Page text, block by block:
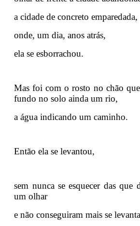
a cidade de concreto emparedada,
onde, um dia, anos atrás,
ela se esborrachou.
Mas foi com o rosto no chão
fundo no solo ainda um rio,
a água indicando um caminho.
Então ela se levantou,
sem nunca se esquecer das que
um olhar
e não conseguiram mais se